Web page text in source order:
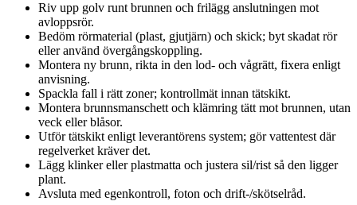
Riv upp golv runt brunnen och frilägg anslutningen mot
avloppsrör.
Bedöm rörmaterial (plast, gjutjärn) och skick; byt skadat rör
eller använd övergångskoppling.
Montera ny brunn, rikta in den lod- och vågrätt, fixera enligt
anvisning.
Spackla fall i rätt zoner; kontrollmät innan tätskikt.
Montera brunnsmanschett och klämring tätt mot brunnen, utan
veck eller blåsor.
Utför tätskikt enligt leverantörens system; gör vattentest där
regelverket kräver det.
Lägg klinker eller plastmatta och justera sil/rist så den ligger
plant.
Avsluta med egenkontroll, foton och drift-/skötselråd.